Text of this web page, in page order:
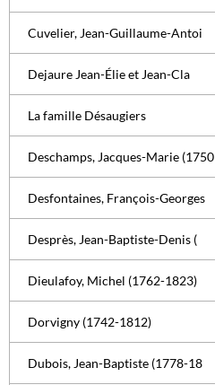
Cuvelier, Jean-Guillaume-Antoi
Dejaure Jean-Élie et Jean-Cla
La famille Désaugiers
Deschamps, Jacques-Marie (1750
Desfontaines, François-Georges
Desprès, Jean-Baptiste-Denis (
Dieulafoy, Michel (1762-1823)
Dorvigny (1742-1812)
Dubois, Jean-Baptiste (1778-18